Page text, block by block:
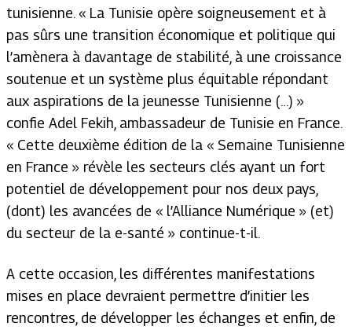
tunisienne. « La Tunisie opère soigneusement et à
pas sûrs une transition économique et politique qui
l’amènera à davantage de stabilité, à une croissance
soutenue et un système plus équitable répondant
aux aspirations de la jeunesse Tunisienne (…) »
confie Adel Fekih, ambassadeur de Tunisie en France.
« Cette deuxième édition de la « Semaine Tunisienne
en France » révèle les secteurs clés ayant un fort
potentiel de développement pour nos deux pays,
(dont) les avancées de « l’Alliance Numérique » (et)
du secteur de la e-santé » continue-t-il.
A cette occasion, les différentes manifestations
mises en place devraient permettre d’initier les
rencontres, de développer les échanges et enfin, de